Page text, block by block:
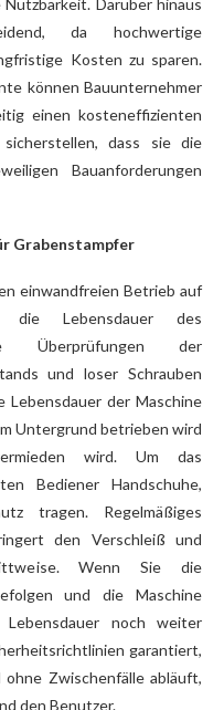
Darüber hinaus
da hochwertige
Kosten zu sparen.
können Bauunternehmer
einen kosteneffizienten
dass sie die
Bauanforderungen
Grabenstampfer
einwandfreien Betrieb auf
die Lebensdauer des
Überprüfungen der
und loser Schrauben
Lebensdauer der Maschine
Untergrund betrieben wird
wird. Um das
Bediener Handschuhe,
tragen. Regelmäßiges
den Verschleiß und
Wenn Sie die
und die Maschine
noch weiter
garantiert,
Zwischenfälle abläuft,
den Benutzer.